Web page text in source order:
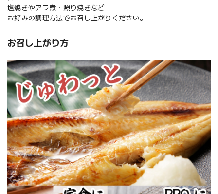
塩焼きやアラ煮・照り焼きなど
お好みの調理方法でお召し上がりください。
お召し上がり方